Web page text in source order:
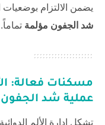
يضمن الالتزام بوضعيات
شد الجفون مؤلمة تماماً.
مسكنات فعالة:
عملية شد
تشكل إدارة الألم